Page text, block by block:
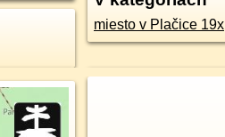
miesto v Plačice 19x